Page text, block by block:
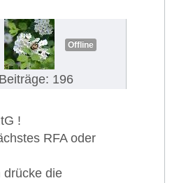
Offline
Beiträge: 196
!
RFA oder
drücke die